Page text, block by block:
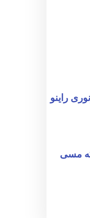
راینو
مسی